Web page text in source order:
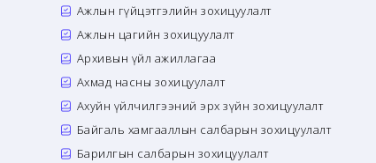
Ажлын гүйцэтгэлийн зохицуулалт
Ажлын цагийн зохицуулалт
Архивын үйл ажиллагаа
Ахмад насны зохицуулалт
Ахуйн үйлчилгээний эрх зүйн зохицуулалт
Байгаль хамгааллын салбарын зохицуулалт
Барилгын салбарын зохицуулалт